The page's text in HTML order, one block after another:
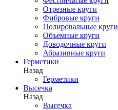
Отрезные круги
Фибровые круги
Полировальные круги
Объемные круги
Доводочные круги
Абразивные круги
Герметики
Назад
Герметики
Высечка
Назад
Высечка